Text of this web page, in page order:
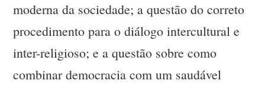
moderna da sociedade; a questão do correto
procedimento para o diálogo intercultural e
inter-religioso; e a questão sobre como
combinar democracia com um saudável